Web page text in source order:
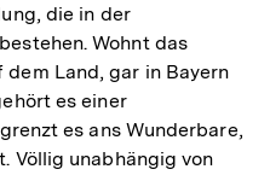
die in der
Wohnt das
Land, gar in Bayern
es einer
es ans Wunderbare,
Völlig unabhängig von